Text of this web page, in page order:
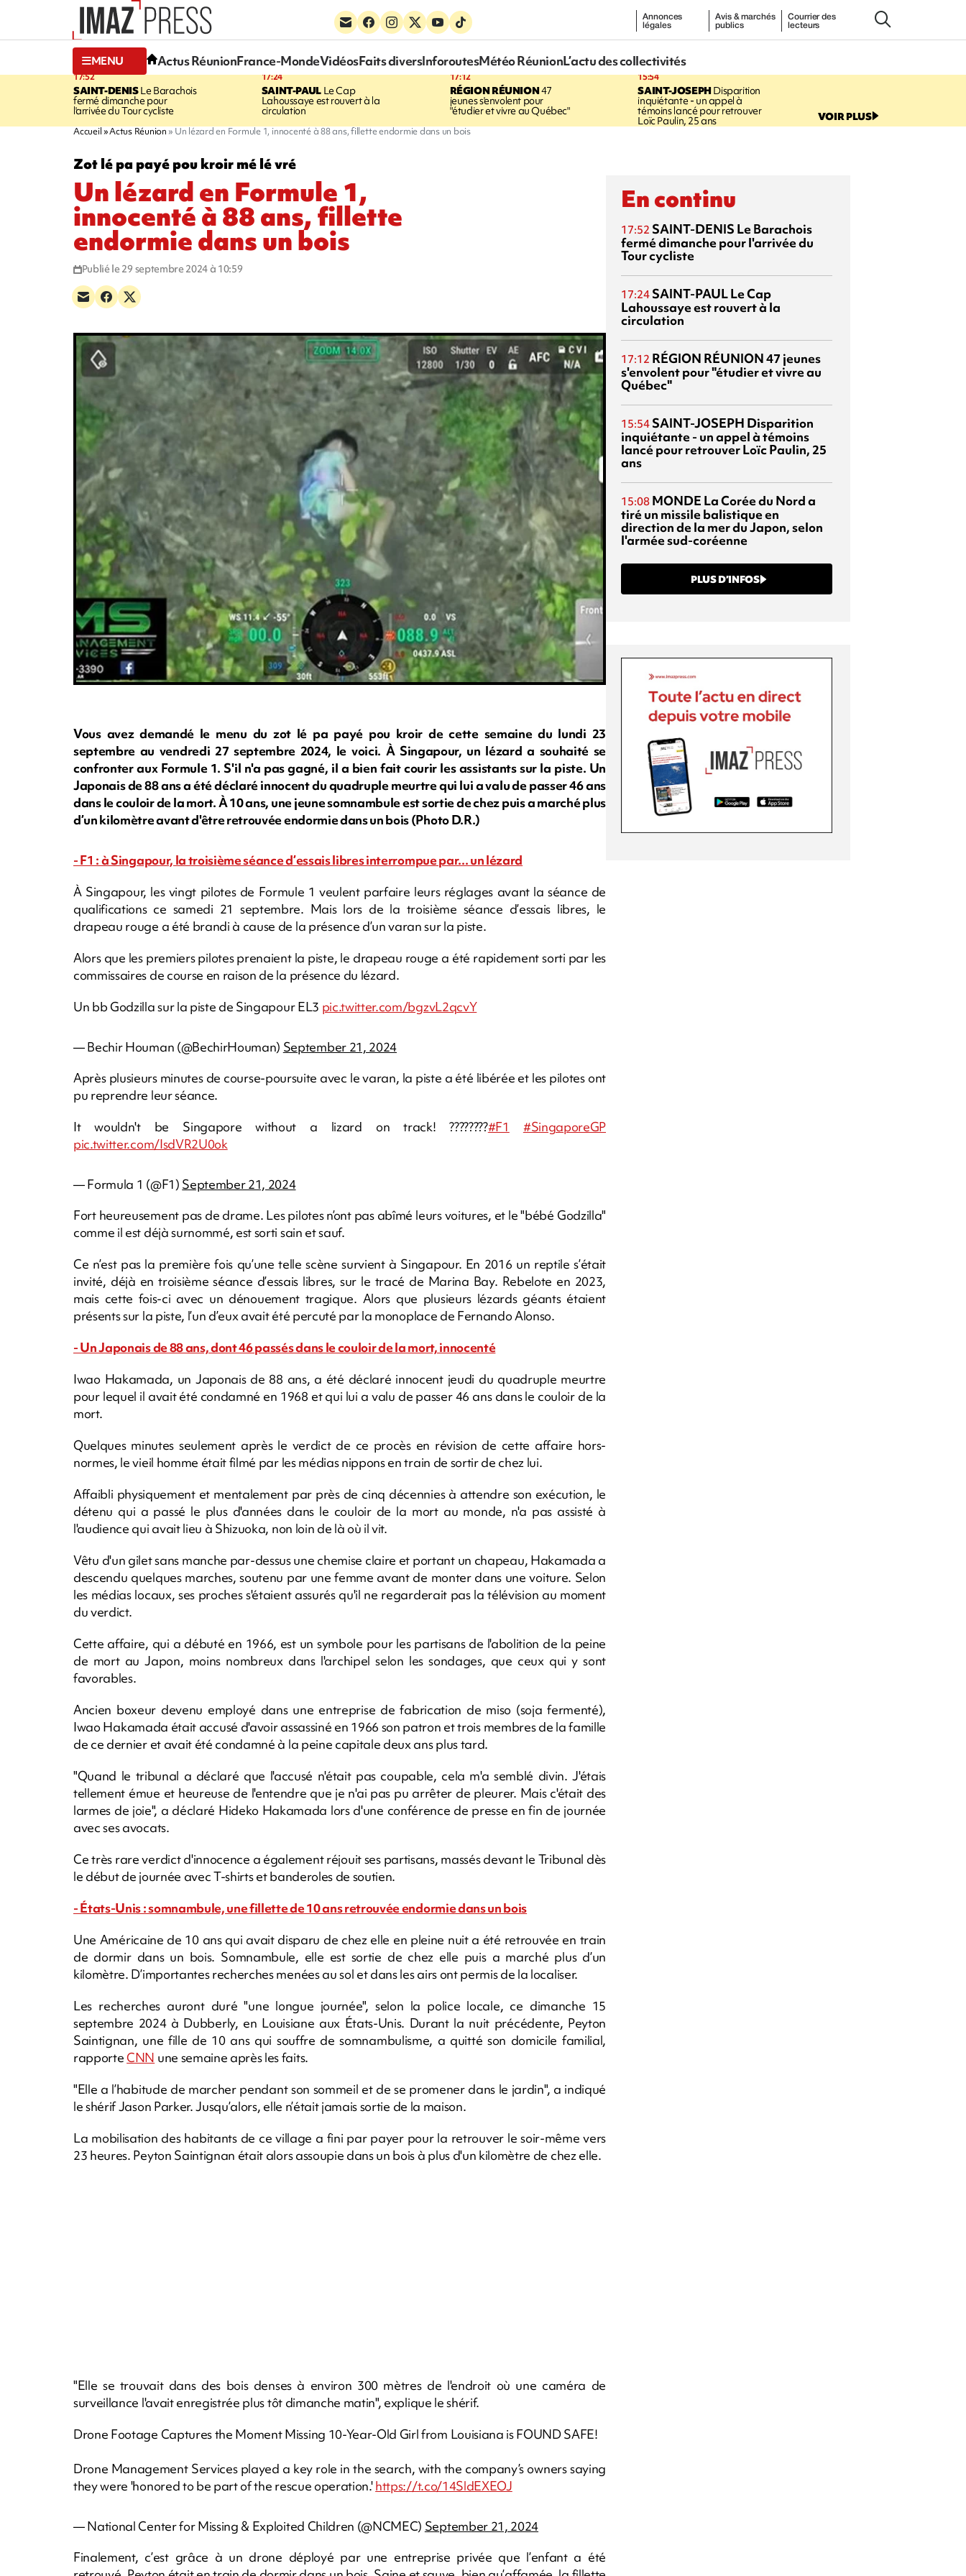
Annonces
légales
Avis & marchés
publics
Courrier des
lecteurs
MENU Actus RéunionFrance-MondeVidéosFaits diversInforoutesMétéo RéunionL’actu des collectivités
17:52
SAINT-DENISLe Barachois
fermé dimanche pour
l'arrivée du Tour cycliste
17:24
SAINT-PAULLe Cap
Lahoussaye est rouvert à la
circulation
17:12
RÉGION RÉUNION47
jeunes s'envolent pour
"étudier et vivre au Québec"
15:54
SAINT-JOSEPHDisparition
inquiétante - un appel à
témoins lancé pour retrouver
Loïc Paulin, 25 ans VOIR PLUS
Accueil Actus Réunion Un lézard en Formule 1, innocenté à 88 ans, fillette endormie dans un bois
Zot lé pa payé pou kroir mé lé vré
Un lézard en Formule 1,
innocenté à 88 ans, fillette
endormie dans un bois
Publié le 29 septembre 2024 à 10:59
Vous avez demandé le menu du zot lé pa payé pou kroir de cette semaine du lundi 23
septembre au vendredi 27 septembre 2024, le voici. À Singapour, un lézard a souhaité se
confronter aux Formule 1. S'il n'a pas gagné, il a bien fait courir les assistants sur la piste. Un
Japonais de 88 ans a été déclaré innocent du quadruple meurtre qui lui a valu de passer 46 ans
dans le couloir de la mort. À 10 ans, une jeune somnambule est sortie de chez puis a marché plus
d’un kilomètre avant d'être retrouvée endormie dans un bois (Photo D.R.)
- F1 : à Singapour, la troisième séance d’essais libres interrompue par... un lézard
À Singapour, les vingt pilotes de Formule 1 veulent parfaire leurs réglages avant la séance de
qualifications ce samedi 21 septembre. Mais lors de la troisième séance d’essais libres, le
drapeau rouge a été brandi à cause de la présence d’un varan sur la piste.
Alors que les premiers pilotes prenaient la piste, le drapeau rouge a été rapidement sorti par les
commissaires de course en raison de la présence du lézard.
Un bb Godzilla sur la piste de Singapour EL3 pic.twitter.com/bgzvL2qcvY
— Bechir Houman (@BechirHouman) September 21, 2024
Après plusieurs minutes de course-poursuite avec le varan, la piste a été libérée et les pilotes ont
pu reprendre leur séance.
It wouldn't be Singapore without a lizard on track! ????????#F1
#SingaporeGP
pic.twitter.com/IsdVR2U0ok
— Formula 1 (@F1) September 21, 2024
Fort heureusement pas de drame. Les pilotes n’ont pas abîmé leurs voitures, et le "bébé Godzilla"
comme il est déjà surnommé, est sorti sain et sauf.
Ce n’est pas la première fois qu’une telle scène survient à Singapour. En 2016 un reptile s’était
invité, déjà en troisième séance d’essais libres, sur le tracé de Marina Bay. Rebelote en 2023,
mais cette fois-ci avec un dénouement tragique. Alors que plusieurs lézards géants étaient
présents sur la piste, l’un d’eux avait été percuté par la monoplace de Fernando Alonso.
- Un Japonais de 88 ans, dont 46 passés dans le couloir de la mort, innocenté
Iwao Hakamada, un Japonais de 88 ans, a été déclaré innocent jeudi du quadruple meurtre
pour lequel il avait été condamné en 1968 et qui lui a valu de passer 46 ans dans le couloir de la
mort.
Quelques minutes seulement après le verdict de ce procès en révision de cette affaire hors-
normes, le vieil homme était filmé par les médias nippons en train de sortir de chez lui.
Affaibli physiquement et mentalement par près de cinq décennies à attendre son exécution, le
détenu qui a passé le plus d'années dans le couloir de la mort au monde, n'a pas assisté à
l'audience qui avait lieu à Shizuoka, non loin de là où il vit.
Vêtu d'un gilet sans manche par-dessus une chemise claire et portant un chapeau, Hakamada a
descendu quelques marches, soutenu par une femme avant de monter dans une voiture. Selon
les médias locaux, ses proches s'étaient assurés qu'il ne regarderait pas la télévision au moment
du verdict.
Cette affaire, qui a débuté en 1966, est un symbole pour les partisans de l'abolition de la peine
de mort au Japon, moins nombreux dans l'archipel selon les sondages, que ceux qui y sont
favorables.
Ancien boxeur devenu employé dans une entreprise de fabrication de miso (soja fermenté),
Iwao Hakamada était accusé d'avoir assassiné en 1966 son patron et trois membres de la famille
de ce dernier et avait été condamné à la peine capitale deux ans plus tard.
"Quand le tribunal a déclaré que l'accusé n'était pas coupable, cela m'a semblé divin. J'étais
tellement émue et heureuse de l'entendre que je n'ai pas pu arrêter de pleurer. Mais c'était des
larmes de joie", a déclaré Hideko Hakamada lors d'une conférence de presse en fin de journée
avec ses avocats.
Ce très rare verdict d'innocence a également réjouit ses partisans, massés devant le Tribunal dès
le début de journée avec T-shirts et banderoles de soutien.
- États-Unis : somnambule, une fillette de 10 ans retrouvée endormie dans un bois
Une Américaine de 10 ans qui avait disparu de chez elle en pleine nuit a été retrouvée en train
de dormir dans un bois. Somnambule, elle est sortie de chez elle puis a marché plus d’un
kilomètre. D’importantes recherches menées au sol et dans les airs ont permis de la localiser.
Les recherches auront duré "une longue journée", selon la police locale, ce dimanche 15
septembre 2024 à Dubberly, en Louisiane aux États-Unis. Durant la nuit précédente, Peyton
Saintignan, une fille de 10 ans qui souffre de somnambulisme, a quitté son domicile familial,
rapporteCNN une semaine après les faits.
"Elle a l’habitude de marcher pendant son sommeil et de se promener dans le jardin", a indiqué
le shérif Jason Parker. Jusqu’alors, elle n’était jamais sortie de la maison.
La mobilisation des habitants de ce village a fini par payer pour la retrouver le soir-même vers
23 heures. Peyton Saintignan était alors assoupie dans un bois à plus d'un kilomètre de chez elle.
"Elle se trouvait dans des bois denses à environ 300 mètres de l'endroit où une caméra de
surveillance l'avait enregistrée plus tôt dimanche matin", explique le shérif.
Drone Footage Captures the Moment Missing 10-Year-Old Girl from Louisiana is FOUND SAFE!
Drone Management Services played a key role in the search, with the company’s owners saying
they were 'honored to be part of the rescue operation.'https://t.co/14SldEXEOJ
— National Center for Missing & Exploited Children (@NCMEC) September 21, 2024
Finalement, c’est grâce à un drone déployé par une entreprise privée que l’enfant a été
En continu
17:52 SAINT-DENIS Le Barachois
fermé dimanche pour l'arrivée du
Tour cycliste
17:24 SAINT-PAULLe Cap
Lahoussaye est rouvert à la
circulation
17:12 RÉGION RÉUNION47 jeunes
s'envolent pour "étudier et vivre au
Québec"
15:54 SAINT-JOSEPH Disparition
inquiétante - un appel à témoins
lancé pour retrouver Loïc Paulin, 25
ans
15:08 MONDE La Corée du Nord a
tiré un missile balistique en
direction de la mer du Japon, selon
l'armée sud-coréenne
PLUS D’INFOS